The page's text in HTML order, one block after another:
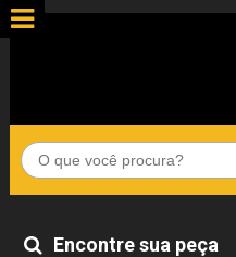
Encontre sua peça